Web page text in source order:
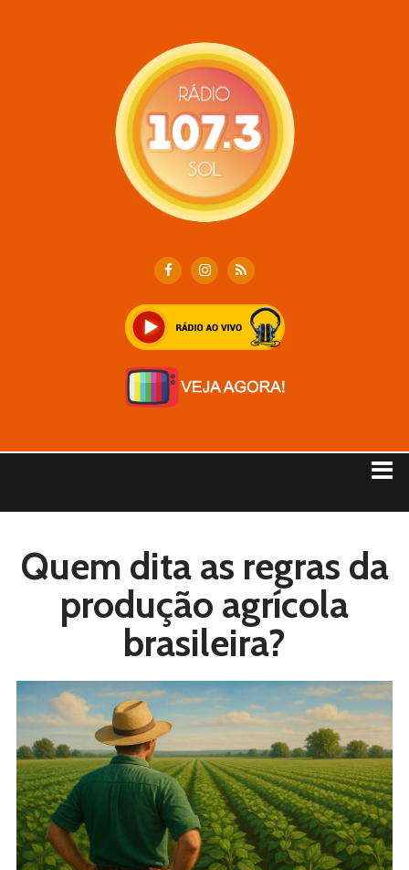
Quem dita as regras da
produção agrícola
brasileira?